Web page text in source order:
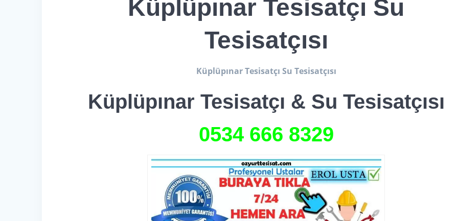
Küplüpınar Tesisatçı Su
Tesisatçısı
Küplüpınar Tesisatçı Su Tesisatçısı
Küplüpınar Tesisatçı & Su Tesisatçısı
0534 666 8329